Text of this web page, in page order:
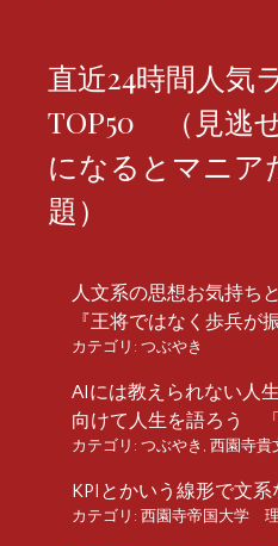
直近24時間人気
TOP50 （見逃
になるとマニア
題）
人文系の思想お気持ち
『王将ではなく歩兵が
カテゴリ: つぶやき
AIには教えられない人
向けて人生を語ろう 「
カテゴリ: つぶやき 西園寺貴
KPIとかいう線形で文系
カテゴリ: 西園寺帝国大学